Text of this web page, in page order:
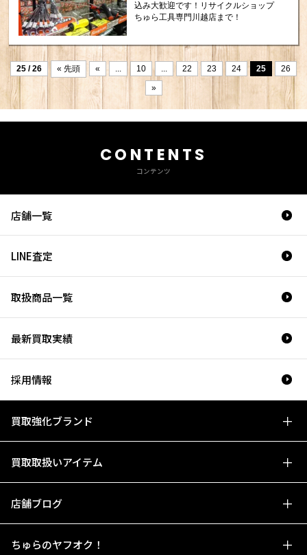
込み大歓迎です！リサイクルショップ
ちゅら工具専門川越店まで！
25 / 26 « 先頭 « 10 22 23 24 25
26
»
CONTENTS
コンテンツ
店舗一覧
LINE査定
取扱商品一覧
最新買取実績
採用情報
買取強化ブランド
買取取扱いアイテム
店舗ブログ
ちゅらのヤフオク！